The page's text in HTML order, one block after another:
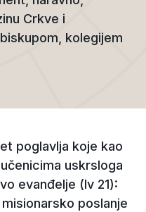
Crkve i
kolegijem
poglavlja koje kao
uskrsloga
evanđelje (Iv 21):
poslanje